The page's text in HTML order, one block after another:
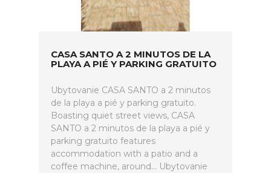
CASA SANTO A 2 MINUTOS DE LA
PLAYA A PIÉ Y PARKING GRATUITO
Ubytovanie CASA SANTO a 2 minutos
de la playa a pié y parking gratuito.
Boasting quiet street views, CASA
SANTO a 2 minutos de la playa a pié y
parking gratuito features
accommodation with a patio and a
coffee machine, around... Ubytovanie